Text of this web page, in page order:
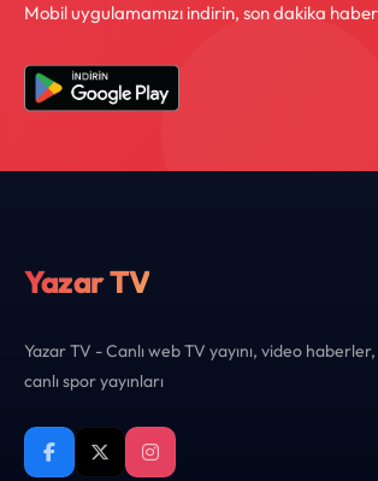
Mobil uygulamamızı indirin, son dakika
Yazar TV
Yazar TV - Canlı web TV yayını, video haberler,
canlı spor yayınları